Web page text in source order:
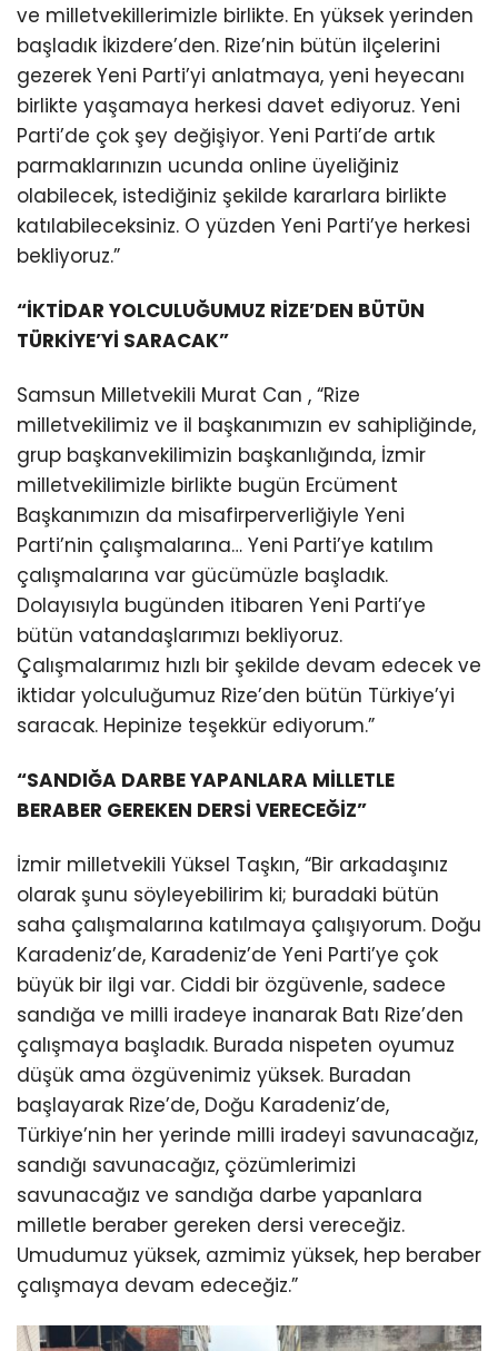
ve milletvekillerimizle birlikte. En yüksek yerinden
başladık İkizdere’den. Rize’nin bütün ilçelerini
gezerek Yeni Parti’yi anlatmaya, yeni heyecanı
birlikte yaşamaya herkesi davet ediyoruz. Yeni
Parti’de çok şey değişiyor. Yeni Parti’de artık
parmaklarınızın ucunda online üyeliğiniz
olabilecek, istediğiniz şekilde kararlara birlikte
katılabileceksiniz. O yüzden Yeni Parti’ye herkesi
bekliyoruz.”
“İKTİDAR YOLCULUĞUMUZ RİZE’DEN BÜTÜN
TÜRKİYE’Yİ SARACAK”
Samsun Milletvekili Murat Can , “Rize
milletvekilimiz ve il başkanımızın ev sahipliğinde,
grup başkanvekilimizin başkanlığında, İzmir
milletvekilimizle birlikte bugün Ercüment
Başkanımızın da misafirperverliğiyle Yeni
Parti’nin çalışmalarına… Yeni Parti’ye katılım
çalışmalarına var gücümüzle başladık.
Dolayısıyla bugünden itibaren Yeni Parti’ye
bütün vatandaşlarımızı bekliyoruz.
Çalışmalarımız hızlı bir şekilde devam edecek ve
iktidar yolculuğumuz Rize’den bütün Türkiye’yi
saracak. Hepinize teşekkür ediyorum.”
“SANDIĞA DARBE YAPANLARA MİLLETLE
BERABER GEREKEN DERSİ VERECEĞİZ”
İzmir milletvekili Yüksel Taşkın, “Bir arkadaşınız
olarak şunu söyleyebilirim ki; buradaki bütün
saha çalışmalarına katılmaya çalışıyorum. Doğu
Karadeniz’de, Karadeniz’de Yeni Parti’ye çok
büyük bir ilgi var. Ciddi bir özgüvenle, sadece
sandığa ve milli iradeye inanarak Batı Rize’den
çalışmaya başladık. Burada nispeten oyumuz
düşük ama özgüvenimiz yüksek. Buradan
başlayarak Rize’de, Doğu Karadeniz’de,
Türkiye’nin her yerinde milli iradeyi savunacağız,
sandığı savunacağız, çözümlerimizi
savunacağız ve sandığa darbe yapanlara
milletle beraber gereken dersi vereceğiz.
Umudumuz yüksek, azmimiz yüksek, hep beraber
çalışmaya devam edeceğiz.”